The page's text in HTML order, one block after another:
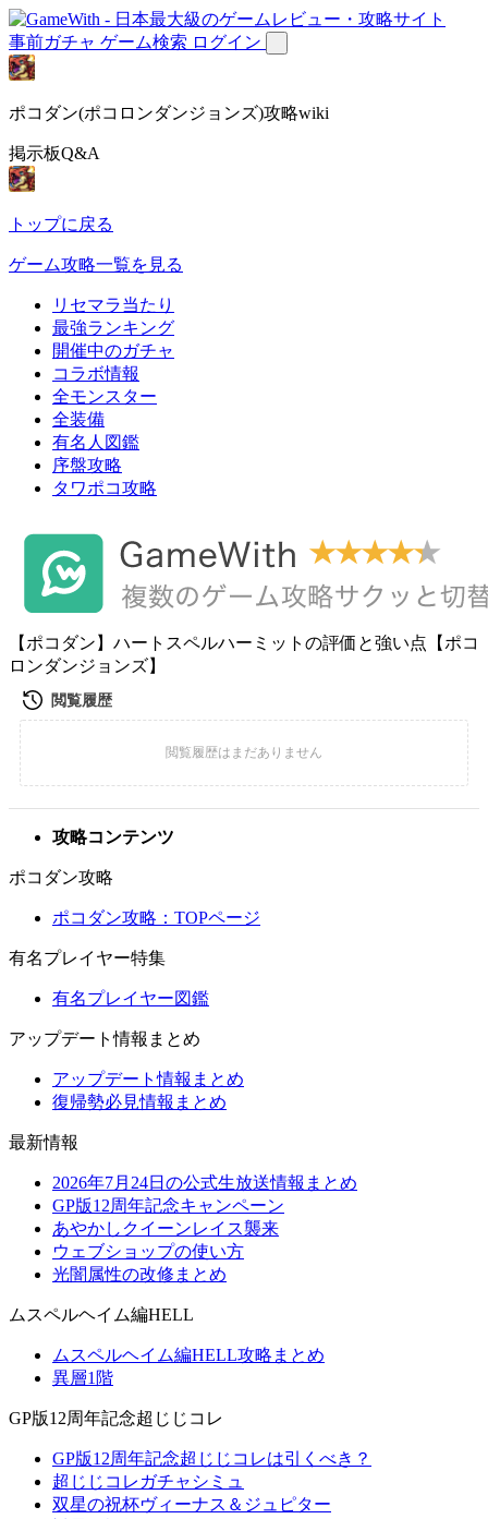
事前ガチャ ゲーム検索 ログイン
ポコダン(ポコロンダンジョンズ)攻略wiki
掲示板Q&A
トップに戻る
ゲーム攻略一覧を見る
リセマラ当たり
最強ランキング
開催中のガチャ
コラボ情報
全モンスター
全装備
有名人図鑑
序盤攻略
タワポコ攻略
【ポコダン】ハートスペルハーミットの評価と強い点【ポコ
ロンダンジョンズ】
攻略コンテンツ
ポコダン攻略
ポコダン攻略：TOPページ
有名プレイヤー特集
有名プレイヤー図鑑
アップデート情報まとめ
アップデート情報まとめ
復帰勢必見情報まとめ
最新情報
2026年7月24日の公式生放送情報まとめ
GP版12周年記念キャンペーン
あやかしクイーンレイス襲来
ウェブショップの使い方
光闇属性の改修まとめ
ムスペルヘイム編HELL
ムスペルヘイム編HELL攻略まとめ
異層1階
GP版12周年記念超じじコレ
GP版12周年記念超じじコレは引くべき？
超じじコレガチャシミュ
双星の祝杯ヴィーナス＆ジュピター